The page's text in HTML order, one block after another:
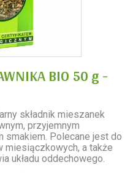
BIO 50 g -
składnik mieszanek
przyjemnym
smakiem. Polecane jest do
miesiączkowych, a także
układu oddechowego.